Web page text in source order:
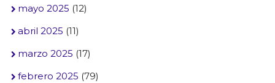
mayo 2025 (12)
abril 2025 (11)
marzo 2025 (17)
febrero 2025 (79)